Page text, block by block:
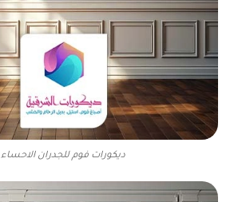
ديكورات فوم للجدران الاحساء